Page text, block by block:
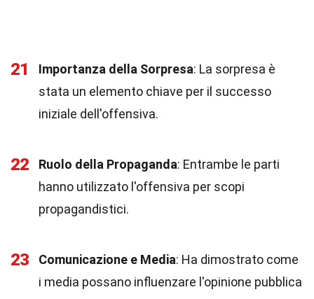
21 Importanza della Sorpresa: La sorpresa è
stata un elemento chiave per il successo
iniziale dell'offensiva.
22 Ruolo della Propaganda: Entrambe le parti
hanno utilizzato l'offensiva per scopi
propagandistici.
23 Comunicazione e Media: Ha dimostrato come
i media possano influenzare l'opinione pubblica